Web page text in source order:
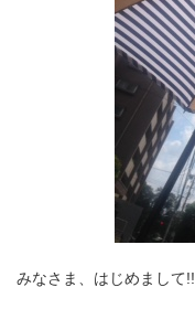
みなさま、はじめまして!!